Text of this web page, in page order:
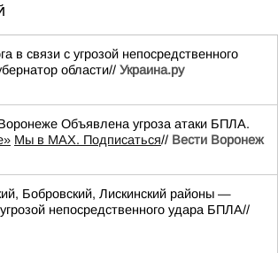
в связи с угрозой непосредственного
области// Украина.ру
Объявлена угроза атаки БПЛА.
Мы в MAX. Подписаться// Вести Воронеж
Бобровский, Лискинский районы —
непосредственного удара БПЛА//